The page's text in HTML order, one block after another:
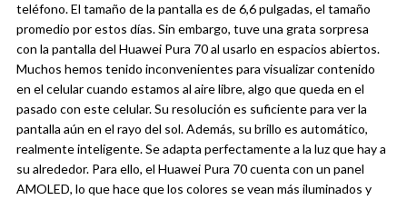
teléfono.El tamaño de la pantalla es de 6,6 pulgadas, el tamaño
promedio por estos días. Sin embargo, tuve una grata sorpresa
con la pantalla del Huawei Pura 70 al usarlo en espacios abiertos.
Muchos hemos tenido inconvenientes para visualizar contenido
en el celular cuando estamos al aire libre, algo que queda en el
pasado con este celular. Su resolución es suficiente para ver la
pantalla aún en el rayo del sol. Además, su brillo es automático,
realmente inteligente. Se adapta perfectamente a la luz que hay a
su alrededor. Para ello, el Huawei Pura 70 cuenta con un panel
AMOLED, lo que hace que los colores se vean más iluminados y